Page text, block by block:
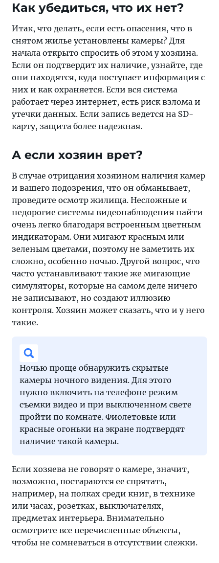
Как убедиться, что их нет?
Итак, что делать, если есть опасения, что в
снятом жилье установлены камеры? Для
начала открыто спросить об этом у хозяина.
Если он подтвердит их наличие, узнайте, где
они находятся, куда поступает информация с
них и как охраняется. Если вся система
работает через интернет, есть риск взлома и
утечки данных. Если запись ведется на SD-
карту, защита более надежная.
А если хозяин врет?
В случае отрицания хозяином наличия камер
и вашего подозрения, что он обманывает,
проведите осмотр жилища. Несложные и
недорогие системы видеонаблюдения найти
очень легко благодаря встроенным цветным
индикаторам. Они мигают красным или
зеленым цветами, поэтому не заметить их
сложно, особенно ночью. Другой вопрос, что
часто устанавливают такие же мигающие
симуляторы, которые на самом деле ничего
не записывают, но создают иллюзию
контроля. Хозяин может сказать, что и у него
такие.
Ночью проще обнаружить скрытые
камеры ночного видения. Для этого
нужно включить на телефоне режим
съемки видео и при выключенном свете
пройти по комнате. Фиолетовые или
красные огоньки на экране подтвердят
наличие такой камеры.
Если хозяева не говорят о камере, значит,
возможно, постараются ее спрятать,
например, на полках среди книг, в технике
или часах, розетках, выключателях,
предметах интерьера. Внимательно
осмотрите все перечисленные объекты,
чтобы не сомневаться в отсутствии слежки.